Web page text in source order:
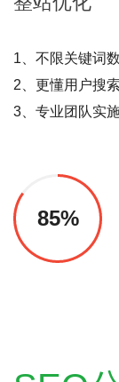
1、不限关键词
2、更懂用户搜
3、专业团队实
85%